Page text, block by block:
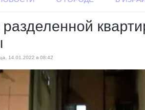
14.01.2022 в 08:42